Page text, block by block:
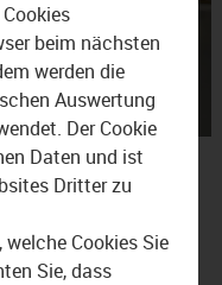
in
beim nächsten
werden die
Auswertung
Der Cookie
Daten und ist
Dritter zu
Cookies Sie
Sie, dass